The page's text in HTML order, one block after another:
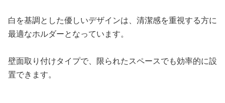
白を基調とした優しいデザインは、清潔感を重視する方に
最適なホルダーとなっています。
壁面取り付けタイプで、限られたスペースでも効率的に設
置できます。